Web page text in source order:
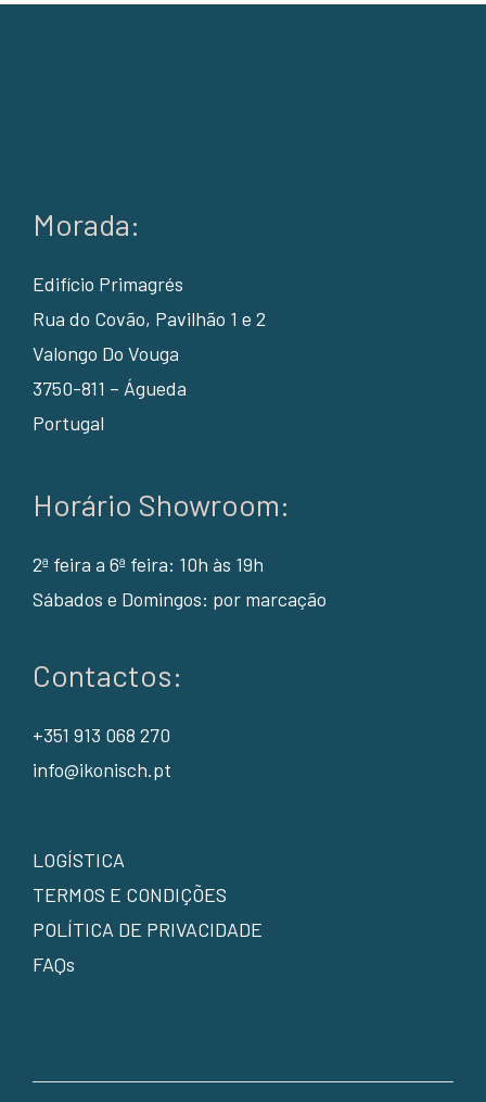
Morada:
Edifício Primagrés
Rua do Covão, Pavilhão 1 e 2
Valongo Do Vouga
3750-811 – Águeda
Portugal
Horário Showroom:
2ª feira a 6ª feira: 10h às 19h
Sábados e Domingos: por marcação
Contactos:
+351 913 068 270
info@ikonisch.pt
LOGÍSTICA
TERMOS E CONDIÇÕES
POLÍTICA DE PRIVACIDADE
FAQs